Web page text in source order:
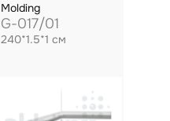
Molding
G-017/01
240*1.5*1 см